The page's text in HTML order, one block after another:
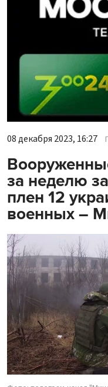
08 декабря 2023, 16:27
за неделю
плен 12
военных –